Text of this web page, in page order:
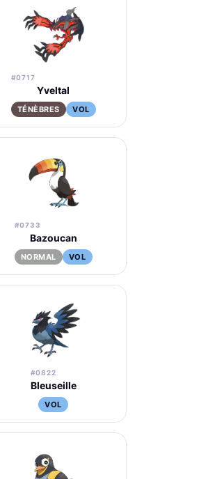
#0717
Yveltal
TÉNÈBRES VOL
#0733
Bazoucan
NORMAL VOL
#0822
Bleuseille
VOL